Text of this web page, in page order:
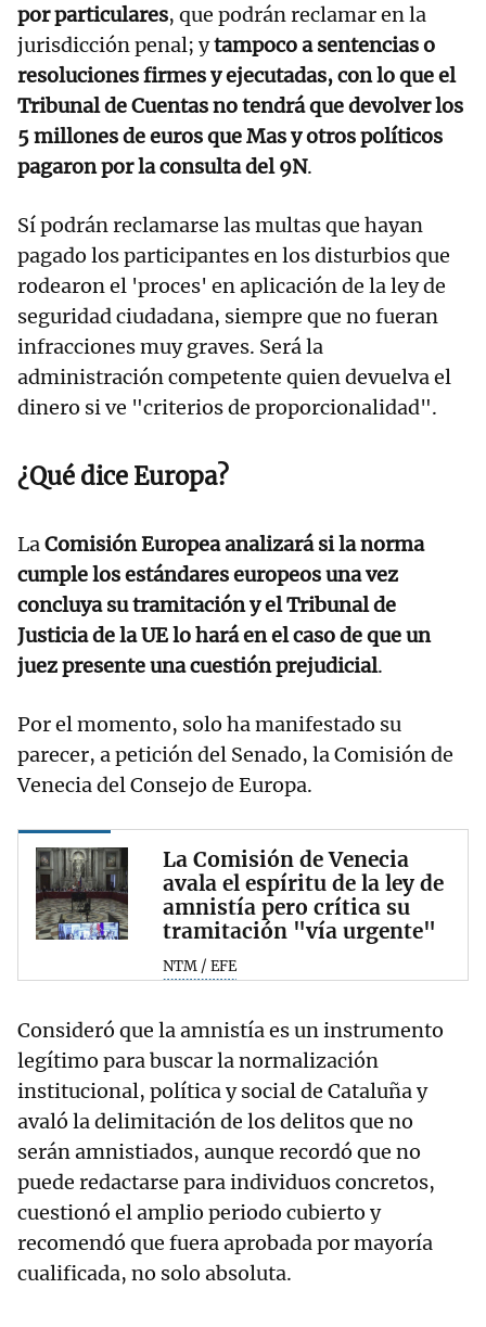
por particulares, que podrán reclamar en la
jurisdicción penal; ytampoco a sentencias o
resoluciones firmes y ejecutadas, con lo que el
Tribunal de Cuentas no tendrá que devolver los
5 millones de euros que Mas y otros políticos
pagaron por la consulta del 9N.
Sí podrán reclamarse las multas que hayan
pagado los participantes en los disturbios que
rodearon el 'proces' en aplicación de la ley de
seguridad ciudadana, siempre que no fueran
infracciones muy graves. Será la
administración competente quien devuelva el
dinero si ve "criterios de proporcionalidad".
¿Qué dice Europa?
LaComisión Europea analizará si la norma
cumple los estándares europeos una vez
concluya su tramitación y el Tribunal de
Justicia de la UE lo hará en el caso de que un
juez presente una cuestión prejudicial.
Por el momento, solo ha manifestado su
parecer, a petición del Senado, la Comisión de
Venecia del Consejo de Europa.
La Comisión de Venecia
avala el espíritu de la ley de
amnistía pero crítica su
tramitación "vía urgente"
NTM / EFE
Consideró que la amnistía es un instrumento
legítimo para buscar la normalización
institucional, política y social de Cataluña y
avaló la delimitación de los delitos que no
serán amnistiados, aunque recordó que no
puede redactarse para individuos concretos,
cuestionó el amplio periodo cubierto y
recomendó que fuera aprobada por mayoría
cualificada, no solo absoluta.